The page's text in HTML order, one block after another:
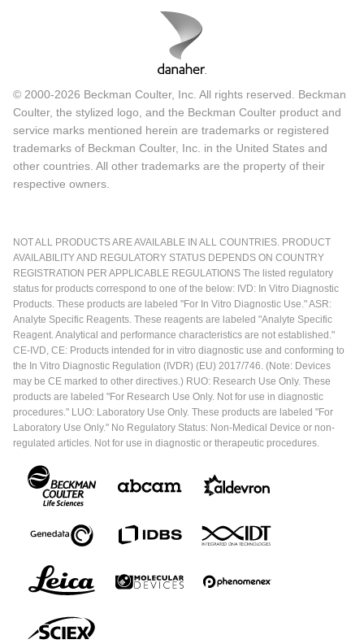
© 2000-2026 Beckman Coulter, Inc. All rights reserved. Beckman
Coulter, the stylized logo, and the Beckman Coulter product and
service marks mentioned herein are trademarks or registered
trademarks of Beckman Coulter, Inc. in the United States and
other countries. All other trademarks are the property of their
respective owners.
NOT ALL PRODUCTS ARE AVAILABLE IN ALL COUNTRIES. PRODUCT
AVAILABILITY AND REGULATORY STATUS DEPENDS ON COUNTRY
REGISTRATION PER APPLICABLE REGULATIONS The listed regulatory
status for products correspond to one of the below: IVD: In Vitro Diagnostic
Products. These products are labeled "For In Vitro Diagnostic Use." ASR:
Analyte Specific Reagents. These reagents are labeled "Analyte Specific
Reagent. Analytical and performance characteristics are not established."
CE-IVD, CE: Products intended for in vitro diagnostic use and conforming to
the In Vitro Diagnostic Regulation (IVDR) (EU) 2017/746. (Note: Devices
may be CE marked to other directives.) RUO: Research Use Only. These
products are labeled "For Research Use Only. Not for use in diagnostic
procedures." LUO: Laboratory Use Only. These products are labeled "For
Laboratory Use Only." No Regulatory Status: Non-Medical Device or non-
regulated articles. Not for use in diagnostic or therapeutic procedures.